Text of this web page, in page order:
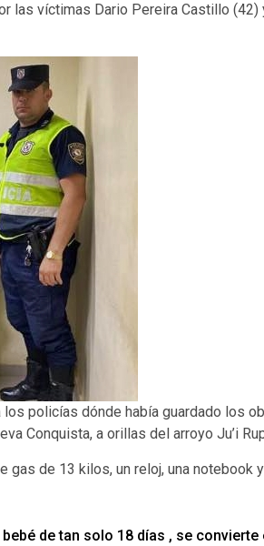
las víctimas Dario Pereira Castillo (42)
policías dónde había guardado los
Conquista, a orillas del arroyo Ju’i
gas de 13 kilos, un reloj, una notebook
bebé de tan solo 18 días , se convierte